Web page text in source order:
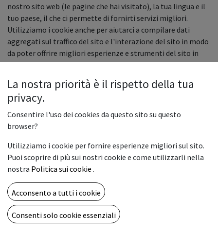
nostro sito web (le pagine che hai visitato), la tua lingua e il
tuo paese, il che ci permette di fornirti servizi migliori.
Utilizziamo i cookie anche per aiutarci a compilare dati
aggregati sul traffico del sito e l'interazione del sito in modo
da poter offrire migliori esperienze e strumenti del sito in
futuro.
Ecco una panoramica dei cookie che possono essere
memorizzati sul tuo dispositivo quando visiti il nostro sito
del cookie
Scopo
Sessione e
(essenziale)
Autentica gli utenti, proteggi
al sito web di fornire i servizi
che gli utenti si aspettano,
come mantenere il
contenuto del loro carrello o
La nostra priorità è il rispetto della tua
privacy.
Consentire l'uso dei cookies da questo sito su questo
browser?
Utilizziamo i cookie per fornire esperienze migliori sul sito.
Puoi scoprire di più sui nostri cookie e come utilizzarli nella
nostra Politica sui cookie .
Acconsento a tutti i cookie
Consenti solo cookie essenziali